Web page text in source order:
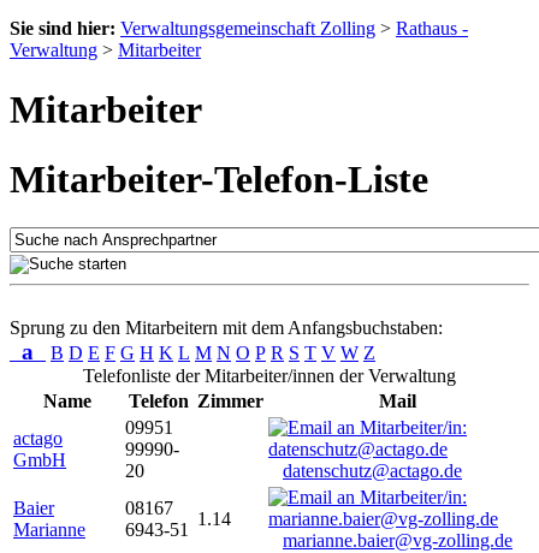
Sie sind hier: Verwaltungsgemeinschaft Zolling > Rathaus -
Verwaltung > Mitarbeiter
Mitarbeiter
Mitarbeiter-Telefon-Liste
Sprung zu den Mitarbeitern mit dem Anfangsbuchstaben:
a B D E F G H K L M N O P R S T V W Z
Telefonliste der Mitarbeiter/innen der Verwaltung
Name
Telefon Zimmer
Mail
actago
GmbH
09951
99990-
20
datenschutz@actago.de
Baier
Marianne
08167
6943-51
1.14
marianne.baier@vg-zolling.de